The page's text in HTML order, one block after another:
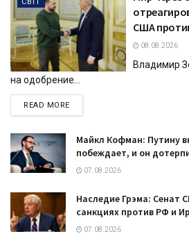
США
08.08.2026
Владимир
на одобрение...
READ MOREDETAILS
Майкл Кофман: Путину
побеждает, и он
07.08.2026
Наследие Грэма: Сенат
санкциях против РФ и
07.08.2026